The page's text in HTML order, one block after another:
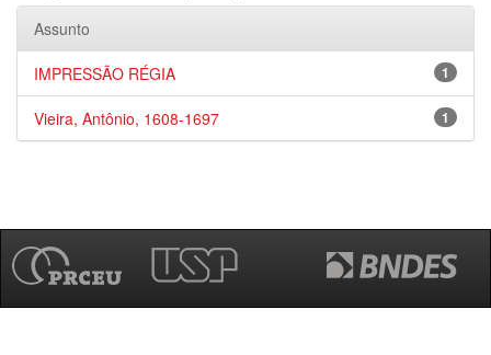
Assunto
1
IMPRESSÃO RÉGIA
1
Vieira, Antônio, 1608-1697